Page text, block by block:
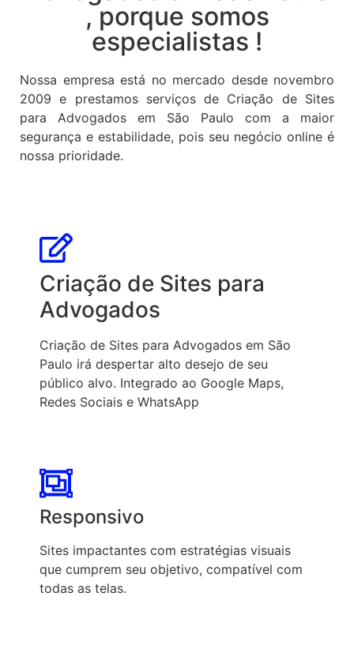
, porque somos
especialistas !
Nossa empresa está no mercado desde novembro
2009 e prestamos serviços de Criação de Sites
para Advogados em São Paulo com a maior
segurança e estabilidade, pois seu negócio online é
nossa prioridade.
Criação de Sites para
Advogados
Criação de Sites para Advogados em São
Paulo irá despertar alto desejo de seu
público alvo. Integrado ao Google Maps,
Redes Sociais e WhatsApp
Responsivo
Sites impactantes com estratégias visuais
que cumprem seu objetivo, compatível com
todas as telas.